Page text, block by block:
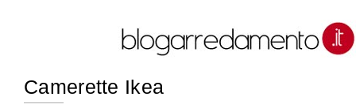
Camerette Ikea